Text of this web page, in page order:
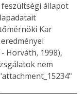
feszültségi állapot
Kar
Horváth, 1998),
nem